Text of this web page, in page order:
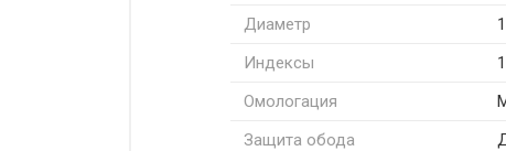
Диаметр
Индексы
Омологация
Защита обода